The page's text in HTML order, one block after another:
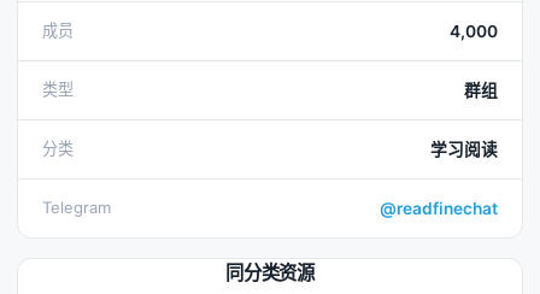
成员 4,000
类型 群组
分类 学习阅读
Telegram @readfinechat
同分类资源